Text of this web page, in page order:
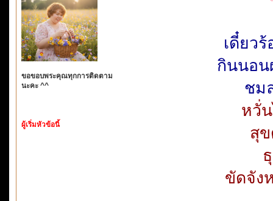
ขอขอบพระคุณทุกการติดตาม
นะคะ ^^
ผู้เริ่มหัวข้อนี้
เดี๋ยว
กินนอน
ชม
หวั่
สุ
ขัดจัง